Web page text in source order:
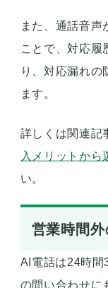
また、通話音声
ことで、対応履
り、対応漏れの
ます。
詳しくは関連記
入メリットから
い。
営業時間
AI電話は24時間
の問い合わせに